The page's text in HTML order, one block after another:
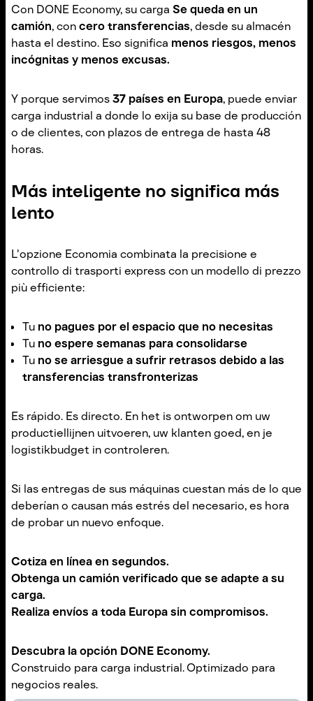
Con DONE Economy, su carga Se queda en un
camión, concero transferencias, desde su almacén
hasta el destino. Eso significa menos riesgos, menos
incógnitas y menos excusas.
Y porque servimos37 países en Europa, puede enviar
carga industrial a donde lo exija su base de producción
o de clientes, con plazos de entrega de hasta 48
horas.
Más inteligente no significa más
lento
L'opzione Economia combinata la precisione e
controllo di trasporti express con un modello di prezzo
più efficiente:
Tu no pagues por el espacio que no necesitas
Tu no espere semanas para consolidarse
Tu no se arriesgue a sufrir retrasos debido a las
transferencias transfronterizas
Es rápido. Es directo. En het is ontworpen om uw
productiellijnen uitvoeren, uw klanten goed, en je
logistikbudget in controleren.
Si las entregas de sus máquinas cuestan más de lo que
deberían o causan más estrés del necesario, es hora
de probar un nuevo enfoque.
Cotiza en línea en segundos.
Obtenga un camión verificado que se adapte a su
carga.
Realiza envíos a toda Europa sin compromisos.
Descubra la opción DONE Economy.
Construido para carga industrial. Optimizado para
negocios reales.